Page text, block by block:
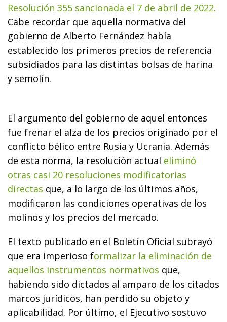
Resolución 355 sancionada el 7 de abril de 2022.
Cabe recordar que aquella normativa del
gobierno de Alberto Fernández había
establecido los primeros precios de referencia
subsidiados para las distintas bolsas de harina
y semolín.
El argumento del gobierno de aquel entonces
fue frenar el alza de los precios originado por el
conflicto bélico entre Rusia y Ucrania. Además
de esta norma, la resolución actual eliminó
otras casi 20 resoluciones modificatorias
directas que, a lo largo de los últimos años,
modificaron las condiciones operativas de los
molinos y los precios del mercado.
El texto publicado en el Boletín Oficial subrayó
que era imperioso formalizar la eliminación de
aquellos instrumentos normativos que,
habiendo sido dictados al amparo de los citados
marcos jurídicos, han perdido su objeto y
aplicabilidad. Por último, el Ejecutivo sostuvo